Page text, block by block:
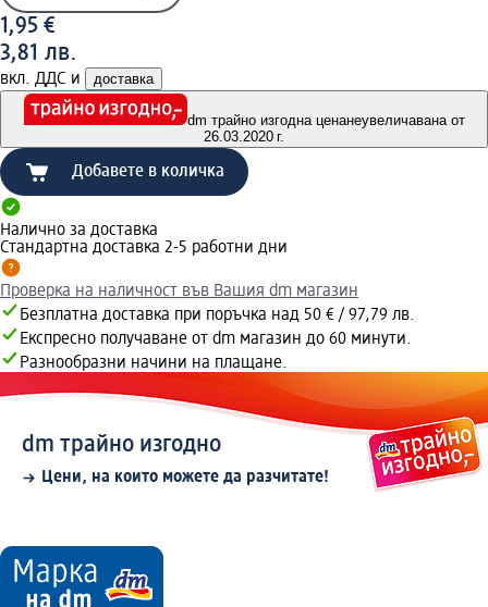
1,95 €
3,81 лв.
вкл. ДДС и доставка
dm трайно изгодна ценанеувеличавана от
26.03.2020 г.
Добавете в количка
Налично за доставка
Стандартна доставка 2-5 работни дни
Проверка на наличност във Вашия dm магазин
Безплатна доставка при поръчка над 50 € / 97,79 лв.
Експресно получаване от dm магазин до 60 минути.
Разнообразни начини на плащане.
dm трайно изгодно
Цени, на които можете да разчитате!